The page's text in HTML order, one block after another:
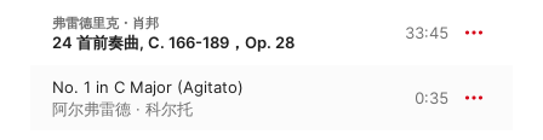
弗雷德里克・肖邦
24 首前奏曲, C. 166-189，Op. 28 33:45
No. 1 in C Major (Agitato)
阿尔弗雷德 · 科尔托
0:35